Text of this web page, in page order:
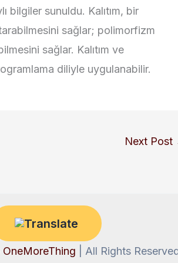
bilgiler sunuldu. Kalıtım, bir
sağlar; polimorfizm
sağlar. Kalıtım ve
diliyle uygulanabilir.
Next Post
OneMoreThing | All Rights